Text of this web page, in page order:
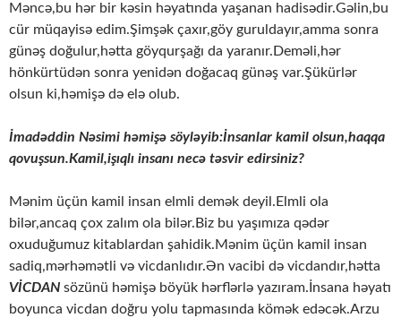
Məncə,bu hər bir kəsin həyatında yaşanan hadisədir.Gəlin,bu
cür müqayisə edim.Şimşək çaxır,göy guruldayır,amma sonra
günəş doğulur,hətta göyqurşağı da yaranır.Deməli,hər
hönkürtüdən sonra yenidən doğacaq günəş var.Şükürlər
olsun ki,həmişə də elə olub.
İmadəddin Nəsimi həmişə söyləyib:İnsanlar kamil olsun,haqqa
qovuşsun.Kamil,işıqlı insanı necə təsvir edirsiniz?
Mənim üçün kamil insan elmli demək deyil.Elmli ola
bilər,ancaq çox zalım ola bilər.Biz bu yaşımıza qədər
oxuduğumuz kitablardan şahidik.Mənim üçün kamil insan
sadiq,mərhəmətli və vicdanlıdır.Ən vacibi də vicdandır,hətta
VİCDAN sözünü həmişə böyük hərflərlə yazıram.İnsana həyatı
boyunca vicdan doğru yolu tapmasında kömək edəcək.Arzu